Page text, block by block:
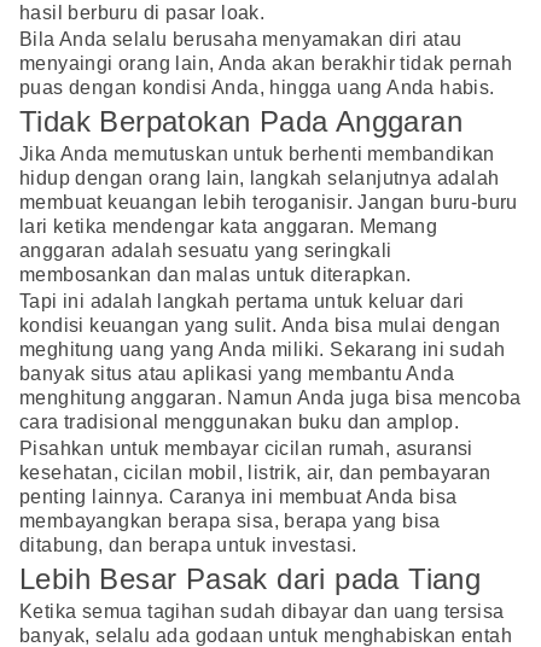
hasil berburu di pasar loak.
Bila Anda selalu berusaha menyamakan diri atau
menyaingi orang lain, Anda akan berakhir tidak pernah
puas dengan kondisi Anda, hingga uang Anda habis.
Tidak Berpatokan Pada Anggaran
Jika Anda memutuskan untuk berhenti membandikan
hidup dengan orang lain, langkah selanjutnya adalah
membuat keuangan lebih teroganisir. Jangan buru-buru
lari ketika mendengar kata anggaran. Memang
anggaran adalah sesuatu yang seringkali
membosankan dan malas untuk diterapkan.
Tapi ini adalah langkah pertama untuk keluar dari
kondisi keuangan yang sulit. Anda bisa mulai dengan
meghitung uang yang Anda miliki. Sekarang ini sudah
banyak situs atau aplikasi yang membantu Anda
menghitung anggaran. Namun Anda juga bisa mencoba
cara tradisional menggunakan buku dan amplop.
Pisahkan untuk membayar cicilan rumah, asuransi
kesehatan, cicilan mobil, listrik, air, dan pembayaran
penting lainnya. Caranya ini membuat Anda bisa
membayangkan berapa sisa, berapa yang bisa
ditabung, dan berapa untuk investasi.
Lebih Besar Pasak dari pada Tiang
Ketika semua tagihan sudah dibayar dan uang tersisa
banyak, selalu ada godaan untuk menghabiskan entah